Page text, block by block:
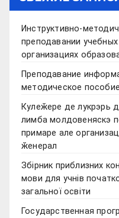
Инструктивно-
преподавании
организациях
Преподавание
методическое пособие
Кулеӂере де лукрэрь
лимба молдовеняскэ
примаре але
ӂенерал
Збірник приблизних
мови для учнів
загальної освіти
Государственная